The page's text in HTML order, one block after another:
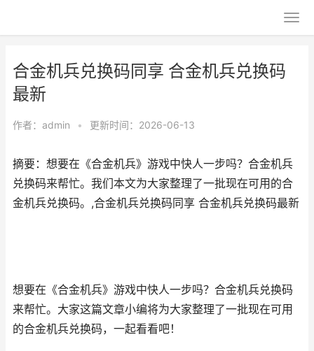
合金机兵兑换码同享 合金机兵兑换码
最新
作者： admin • 更新时间：2026-06-13
摘要：想要在《合金机兵》游戏中快人一步吗？合金机兵
兑换码来帮忙。我们本文为大家整理了一批现在可用的合
金机兵兑换码。,合金机兵兑换码同享 合金机兵兑换码最新
想要在《合金机兵》游戏中快人一步吗？合金机兵兑换码
来帮忙。大家这篇文章小编将为大家整理了一批现在可用
的合金机兵兑换码，一起看看吧！